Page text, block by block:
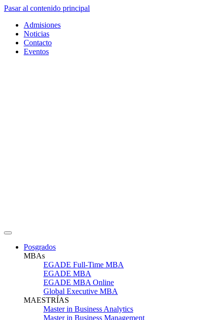
Pasar al contenido principal
Admisiones
Noticias
Contacto
Eventos
Posgrados
MBAs
EGADE Full-Time MBA
EGADE MBA
EGADE MBA Online
Global Executive MBA
MAESTRÍAS
Master in Business Analytics
Master in Business Management